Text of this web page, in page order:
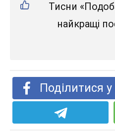
Тисни
найкращі
Поділитися